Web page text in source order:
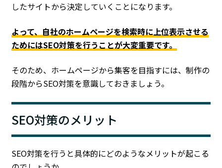
したサイトから決定していくことになります。
よって、自社のホームページを検索時に上位表示させる
ためにはSEO対策を行うことが大変重要です。
そのため、ホームページから集客を目指すには、制作の
段階からSEO対策を意識しておきましょう。
SEO対策のメリット
SEO対策を行うと具体的にどのようなメリットが起こる